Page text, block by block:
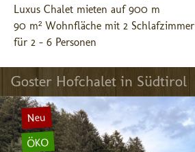
Luxus Chalet mieten auf 900 m
90 m² Wohnfläche mit 2 Schlafzimmer
für 2 - 6 Personen
Goster Hofchalet in Südtirol
Neu
ÖKO